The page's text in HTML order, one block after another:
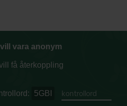
vara anonym
få återkoppling
5GBI